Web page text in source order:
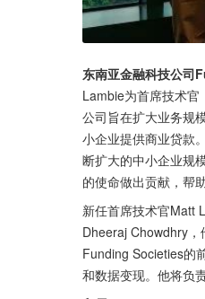
东南亚金融科技公
Lambie为首席技术
公司旨在扩大业务规
小企业提供商业贷款
断扩大的中小企业规
的使命做出贡献，帮
新任首席技术官Matt
Dheeraj Chowdhry，
Funding Societies的
和数据变现。他将负